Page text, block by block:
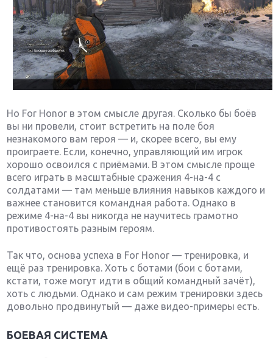
Но For Honor в этом смысле другая. Сколько бы боёв
вы ни провели, стоит встретить на поле боя
незнакомого вам героя — и, скорее всего, вы ему
проиграете. Если, конечно, управляющий им игрок
хорошо освоился с приёмами. В этом смысле проще
всего играть в масштабные сражения 4-на-4 с
солдатами — там меньше влияния навыков каждого и
важнее становится командная работа. Однако в
режиме 4-на-4 вы никогда не научитесь грамотно
противостоять разным героям.
Так что, основа успеха в For Honor — тренировка, и
ещё раз тренировка. Хоть с ботами (бои с ботами,
кстати, тоже могут идти в общий командный зачёт),
хоть с людьми. Однако и сам режим тренировки здесь
довольно продвинутый — даже видео-примеры есть.
БОЕВАЯ СИСТЕМА